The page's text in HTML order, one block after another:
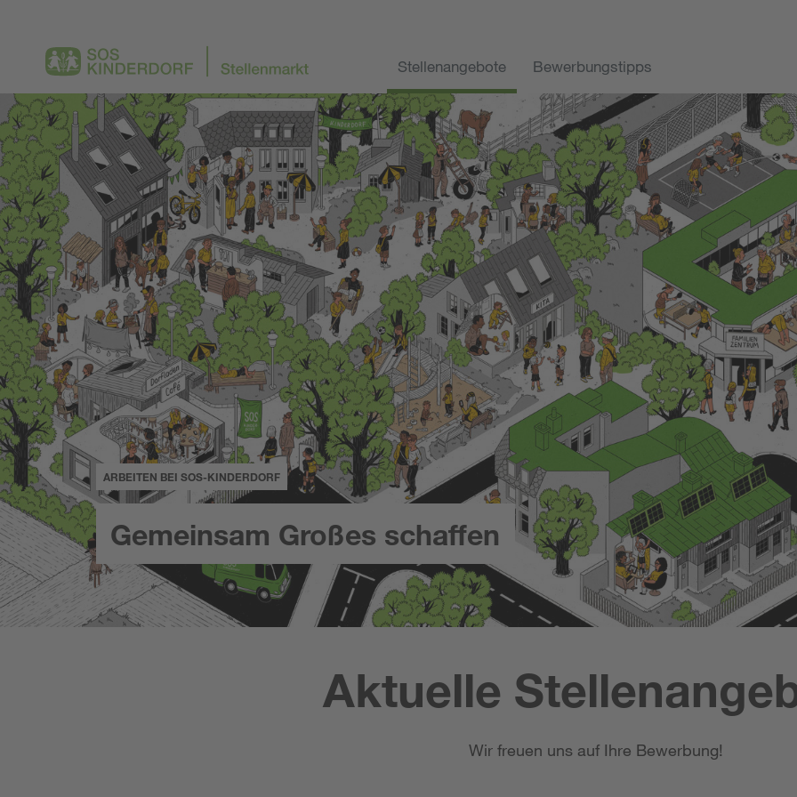
Stellenangebote Bewerbungstipps
ARBEITEN BEI SOS-KINDERDORF
Gemeinsam Großes schaffen
Aktuelle
Wir freuen uns auf Ihre Bewerbung!